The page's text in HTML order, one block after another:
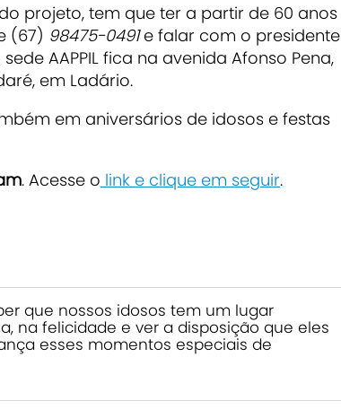
projeto, tem que ter a partir de 60 anos
(67) 98475-0491e falar com o presidente
AAPPIL fica na avenida Afonso Pena,
em Ladário.
em aniversários de idosos e festas
. Acesse o link e clique em seguir.
que nossos idosos tem um lugar
na felicidade e ver a disposição que eles
esses momentos especiais de